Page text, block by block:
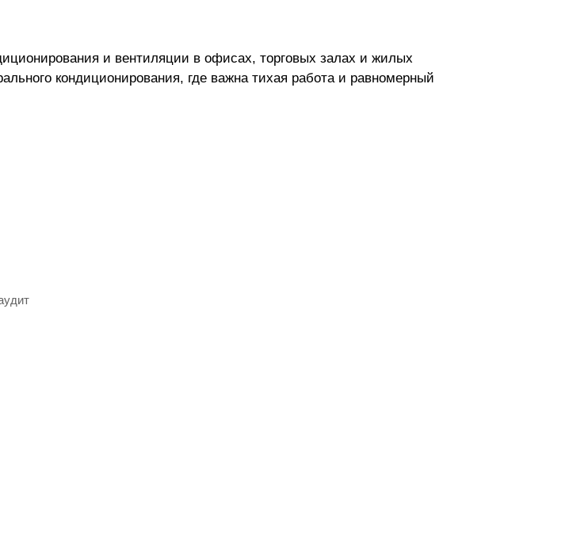
и вентиляции в офисах, торговых залах и жилых
кондиционирования, где важна тихая работа и равномерный